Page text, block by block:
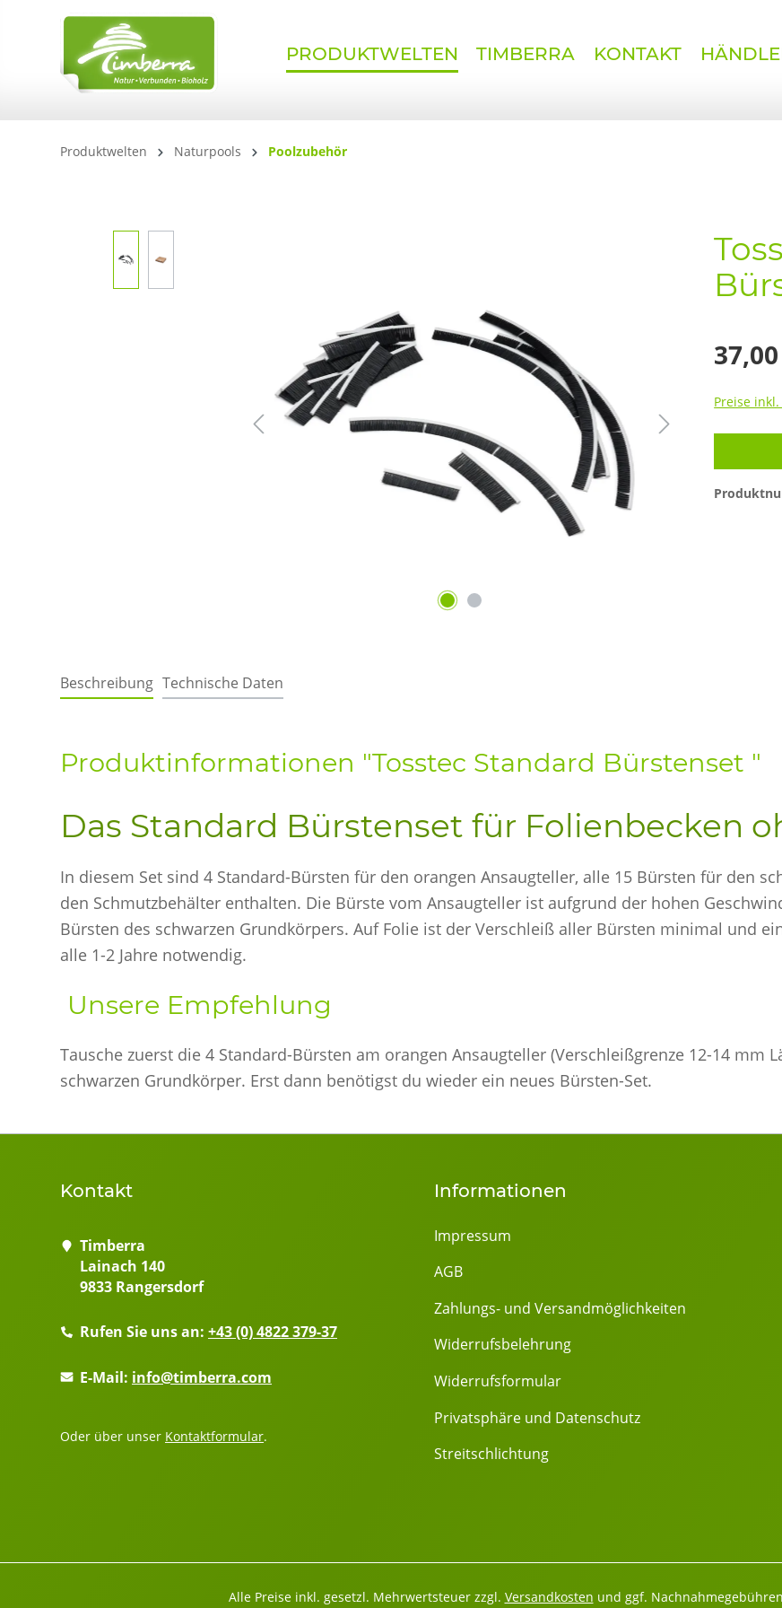
Zur Hauptnavigation springen
PRODUKTWELTEN TIMBERRA KONTAKT
Produktwelten Naturpools Poolzubehör
Preise
Beschreibung Technische Daten
Produktinformationen "Tosstec Standard Bürstenset "
Das Standard Bürstenset für Folienbecken
In diesem Set sind 4 Standard-Bürsten für den orangen Ansaugteller, alle 15 Bürsten für den
den Schmutzbehälter enthalten. Die Bürste vom Ansaugteller ist aufgrund der hohen
Bürsten des schwarzen Grundkörpers. Auf Folie ist der Verschleiß aller Bürsten minimal und
alle 1-2 Jahre notwendig.
Unsere Empfehlung
Tausche zuerst die 4 Standard-Bürsten am orangen Ansaugteller (Verschleißgrenze 12-14 mm
schwarzen Grundkörper. Erst dann benötigst du wieder ein neues Bürsten-Set.
Kontakt
Timberra
Lainach 140
9833 Rangersdorf
Rufen Sie uns an: +43 (0) 4822 379-37
E-Mail: info@timberra.com
Oder über unser Kontaktformular.
Informationen
Impressum
AGB
Zahlungs- und Versandmöglichkeiten
Widerrufsbelehrung
Widerrufsformular
Privatsphäre und Datenschutz
Streitschlichtung
Alle Preise inkl. gesetzl. Mehrwertsteuer zzgl. Versandkosten und ggf.